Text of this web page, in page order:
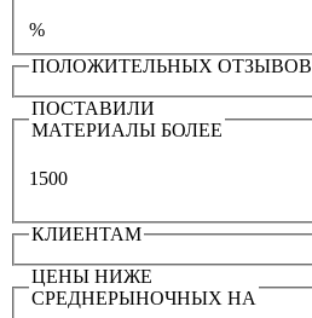
%
ПОЛОЖИТЕЛЬНЫХ ОТЗЫВОВ
ПОСТАВИЛИ
МАТЕРИАЛЫ БОЛЕЕ
1500
КЛИЕНТАМ
ЦЕНЫ НИЖЕ
СРЕДНЕРЫНОЧНЫХ НА